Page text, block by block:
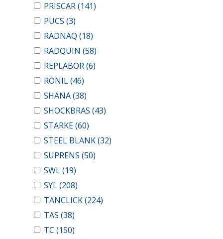
PRISCAR(141)
PUCS (3)
RADNAQ (18)
RADQUIN (58)
REPLABOR(6)
RONIL(46)
SHANA(38)
SHOCKBRAS (43)
STARKE(60)
STEEL BLANK(32)
SUPRENS (50)
SWL(19)
SYL(208)
TANCLICK(224)
TAS (38)
TC (150)